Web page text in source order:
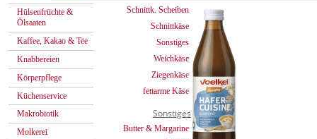
Hülsenfrüchte &
Ölsaaten
Kaffee, Kakao & Tee
Knabbereien
Körperpflege
Küchenservice
Makrobiotik
Molkerei
Schnittk. Scheiben
Schnittkäse
Sonstiges
Weichkäse
Ziegenkäse
fettarme Käse
Sonstiges
Butter & Margarine